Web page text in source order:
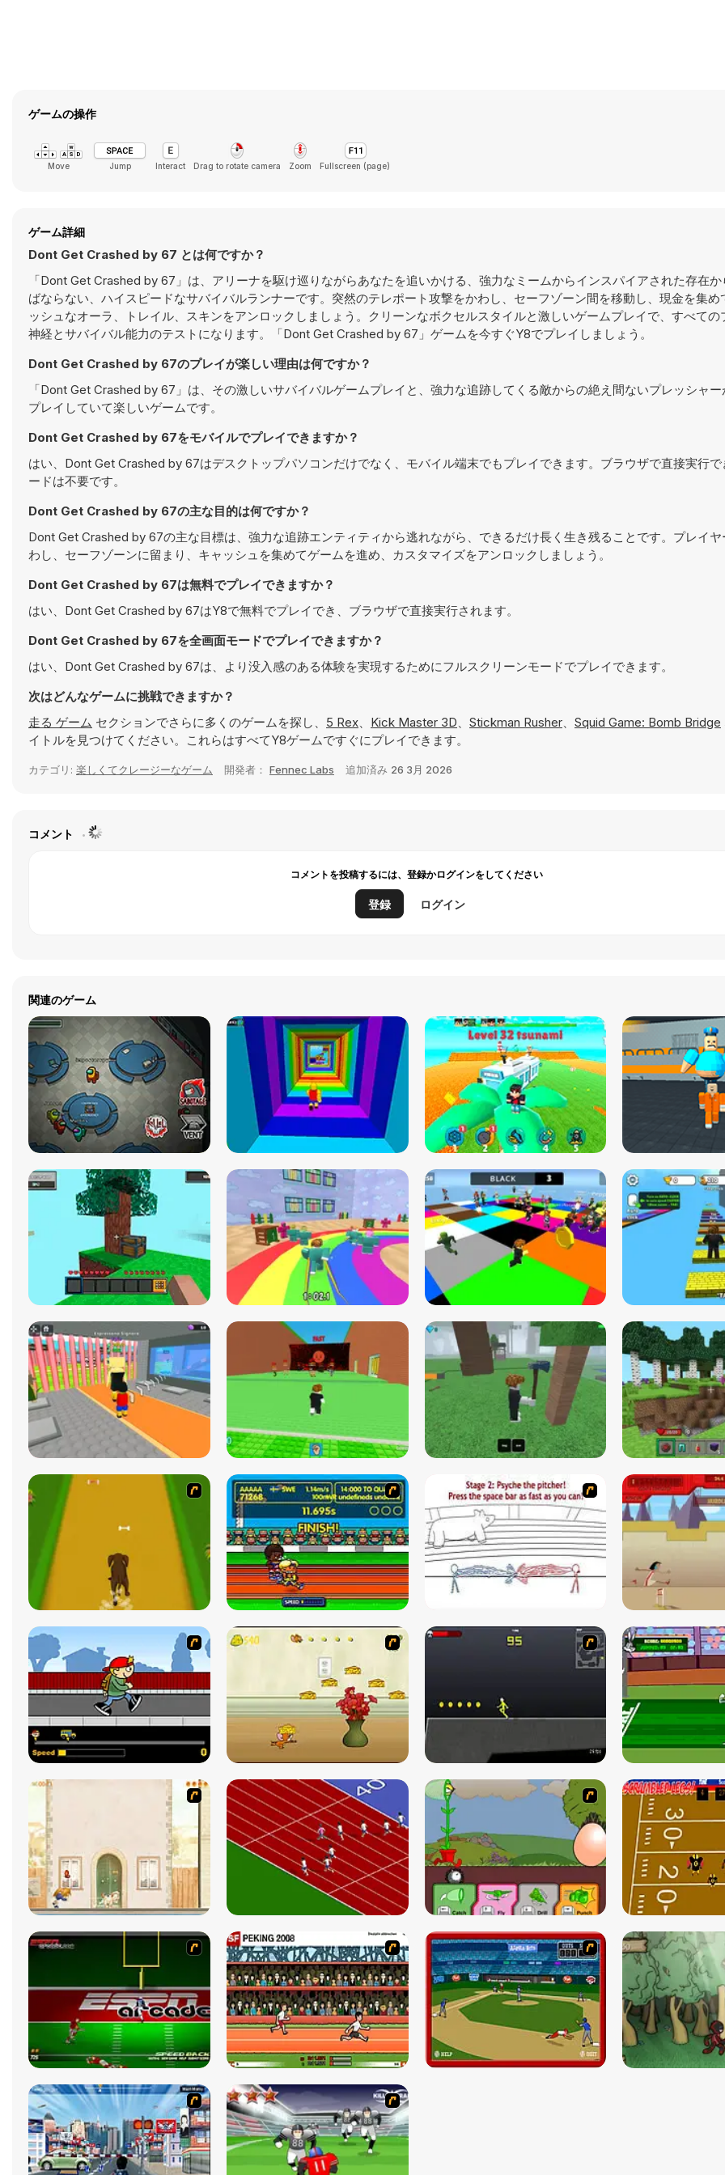
ゲームの操作
Move Jump Interact Drag to rotate camera Zoom Fullscreen (page)
ゲーム詳細
Dont Get Crashed by 67 とは何ですか？
「Dont Get Crashed by 67」は、アリーナを駆け巡りながらあなたを追いかける、強力なミームからインスパイアされた存在
ばならない、ハイスピードなサバイバルランナーです。突然のテレポート攻撃をかわし、セーフゾーン間を移動し、現金を集め
ッシュなオーラ、トレイル、スキンをアンロックしましょう。クリーンなボクセルスタイルと激しいゲームプレイで、すべての
神経とサバイバル能力のテストになります。「Dont Get Crashed by 67」ゲームを今すぐY8でプレイしましょう。
Dont Get Crashed by 67のプレイが楽しい理由は何ですか？
「Dont Get Crashed by 67」は、その激しいサバイバルゲームプレイと、強力な追跡してくる敵からの絶え間ないプレッシャ
プレイしていて楽しいゲームです。
Dont Get Crashed by 67をモバイルでプレイできますか？
はい、Dont Get Crashed by 67はデスクトップパソコンだけでなく、モバイル端末でもプレイできます。ブラウザで直接実行
ードは不要です。
Dont Get Crashed by 67の主な目的は何ですか？
Dont Get Crashed by 67の主な目標は、強力な追跡エンティティから逃れながら、できるだけ長く生き残ることです。プレイ
わし、セーフゾーンに留まり、キャッシュを集めてゲームを進め、カスタマイズをアンロックしましょう。
Dont Get Crashed by 67は無料でプレイできますか？
はい、Dont Get Crashed by 67はY8で無料でプレイでき、ブラウザで直接実行されます。
Dont Get Crashed by 67を全画面モードでプレイできますか？
はい、Dont Get Crashed by 67は、より没入感のある体験を実現するためにフルスクリーンモードでプレイできます。
次はどんなゲームに挑戦できますか？
走る ゲーム セクションでさらに多くのゲームを探し、 5 Rex、 Kick Master 3D、 Stickman Rusher、 Squid Game: Bomb Bridge
イトルを見つけてください。これらはすべてY8ゲームですぐにプレイできます。
カテゴリ: 楽しくてクレージーなゲーム 開発者： Fennec Labs 追加済み 26 3月 2026
コメント
コメントを投稿するには、登録かログインをしてください
登録 ログイン
関連のゲーム